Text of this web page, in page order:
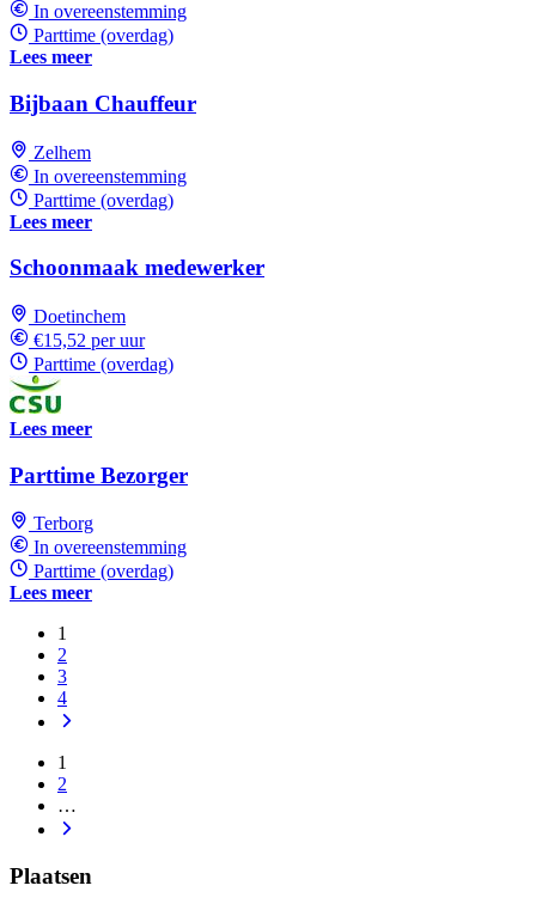
In overeenstemming
Parttime (overdag)
Lees meer
Bijbaan Chauffeur
Zelhem
In overeenstemming
Parttime (overdag)
Lees meer
Schoonmaak medewerker
Doetinchem
€15,52 per uur
Parttime (overdag)
Lees meer
Parttime Bezorger
Terborg
In overeenstemming
Parttime (overdag)
Lees meer
1
2
3
4
1
2
…
Plaatsen